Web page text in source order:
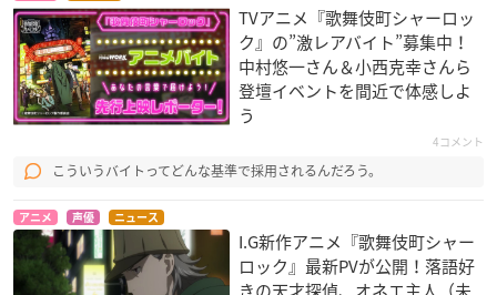
TVアニメ『歌舞伎町シャーロッ
ク』の”激レアバイト”募集中！
中村悠一さん＆小西克幸さんら
登壇イベントを間近で体感しよ
う
4コメント
こういうバイトってどんな基準で採用されるんだろう。
アニメ 声優 ニュース
I.G新作アニメ『歌舞伎町シャー
ロック』最新PVが公開！落語好
きの天才探偵、オネエ主人（未